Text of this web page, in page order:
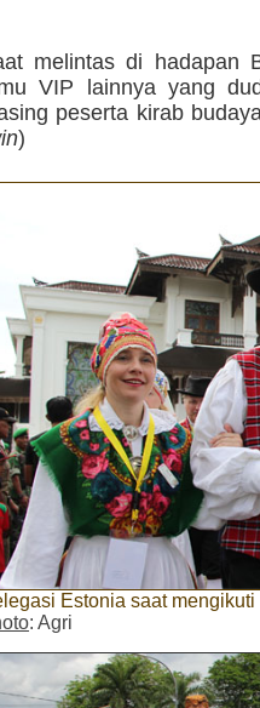
melintas di hadapan
VIP lainnya yang
peserta kirab
)
Estonia saat
: Agri